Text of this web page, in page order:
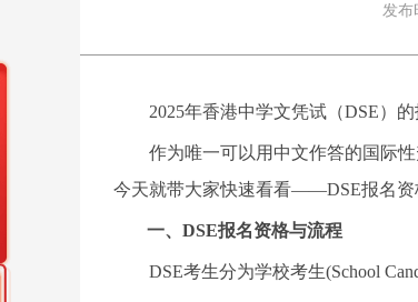
发
2025年香港中学文凭试（DSE）
作为唯一可以用中文作答的国际性
今天就带大家快速看看——DSE报名资
一、 DSE报名资格与流程
DSE考生分为学校考生(School